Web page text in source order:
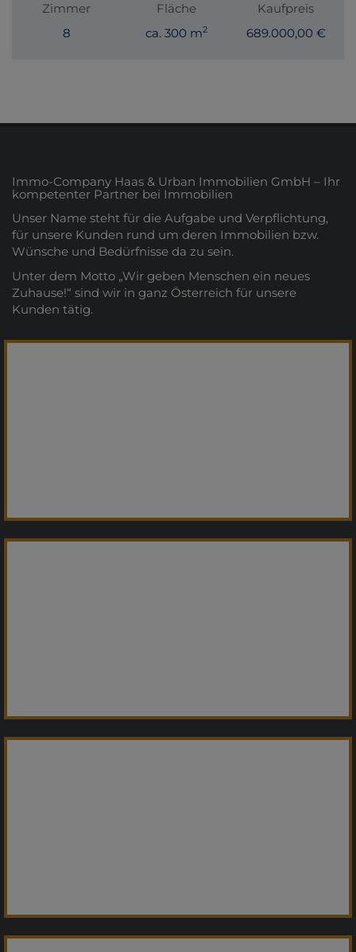
Zimmer
8
Fläche
ca. 300 m2
Kaufpreis
689.000,00 €
Immo-Company Haas & Urban Immobilien GmbH – Ihr
kompetenter Partner bei Immobilien
Unser Name steht für die Aufgabe und Verpflichtung,
für unsere Kunden rund um deren Immobilien bzw.
Wünsche und Bedürfnisse da zu sein.
Unter dem Motto „Wir geben Menschen ein neues
Zuhause!“ sind wir in ganz Österreich für unsere
Kunden tätig.